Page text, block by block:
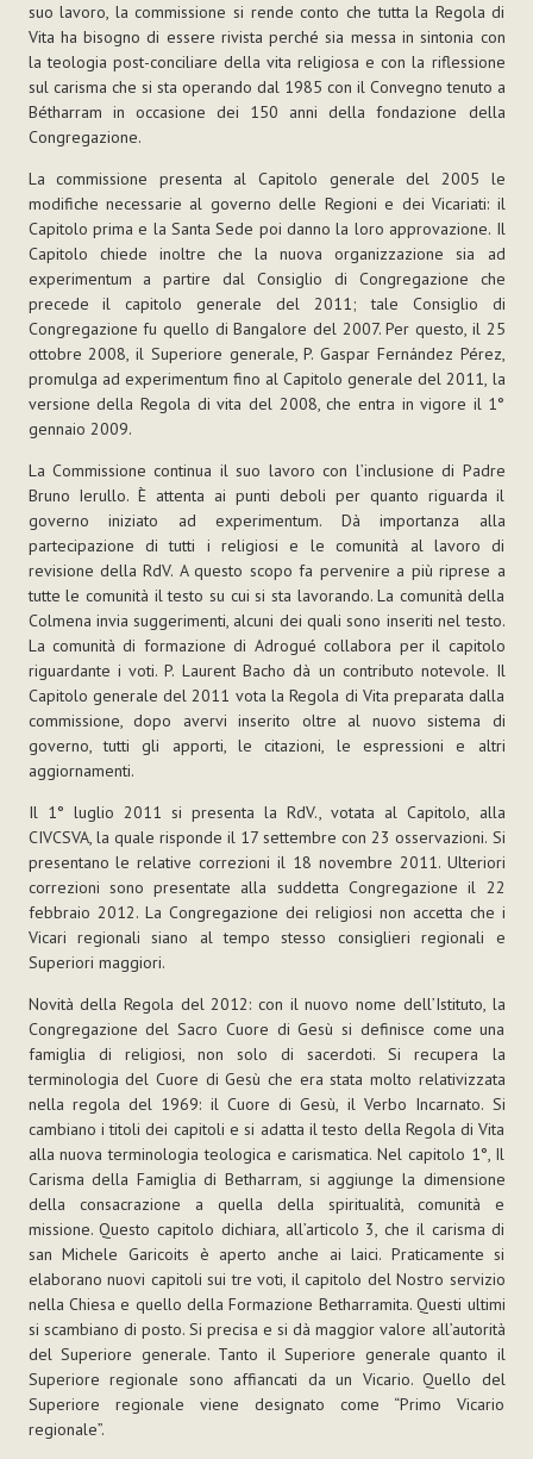
suo lavoro, la commissione si rende conto che tutta la Regola di
Vita ha bisogno di essere rivista perché sia messa in sintonia con
la teologia post-conciliare della vita religiosa e con la riflessione
sul carisma che si sta operando dal 1985 con il Convegno tenuto a
Bétharram in occasione dei 150 anni della fondazione della
Congregazione.
La commissione presenta al Capitolo generale del 2005 le
modifiche necessarie al governo delle Regioni e dei Vicariati: il
Capitolo prima e la Santa Sede poi danno la loro approvazione. Il
Capitolo chiede inoltre che la nuova organizzazione sia ad
experimentum a partire dal Consiglio di Congregazione che
precede il capitolo generale del 2011; tale Consiglio di
Congregazione fu quello di Bangalore del 2007. Per questo, il 25
ottobre 2008, il Superiore generale, P. Gaspar Fernández Pérez,
promulga ad experimentum fino al Capitolo generale del 2011, la
versione della Regola di vita del 2008, che entra in vigore il 1°
gennaio 2009.
La Commissione continua il suo lavoro con l’inclusione di Padre
Bruno Ierullo. È attenta ai punti deboli per quanto riguarda il
governo iniziato ad experimentum. Dà importanza alla
partecipazione di tutti i religiosi e le comunità al lavoro di
revisione della RdV. A questo scopo fa pervenire a più riprese a
tutte le comunità il testo su cui si sta lavorando. La comunità della
Colmena invia suggerimenti, alcuni dei quali sono inseriti nel testo.
La comunità di formazione di Adrogué collabora per il capitolo
riguardante i voti. P. Laurent Bacho dà un contributo notevole. Il
Capitolo generale del 2011 vota la Regola di Vita preparata dalla
commissione, dopo avervi inserito oltre al nuovo sistema di
governo, tutti gli apporti, le citazioni, le espressioni e altri
aggiornamenti.
Il 1° luglio 2011 si presenta la RdV., votata al Capitolo, alla
CIVCSVA, la quale risponde il 17 settembre con 23 osservazioni. Si
presentano le relative correzioni il 18 novembre 2011. Ulteriori
correzioni sono presentate alla suddetta Congregazione il 22
febbraio 2012. La Congregazione dei religiosi non accetta che i
Vicari regionali siano al tempo stesso consiglieri regionali e
Superiori maggiori.
Novità della Regola del 2012: con il nuovo nome dell’Istituto, la
Congregazione del Sacro Cuore di Gesù si definisce come una
famiglia di religiosi, non solo di sacerdoti. Si recupera la
terminologia del Cuore di Gesù che era stata molto relativizzata
nella regola del 1969: il Cuore di Gesù, il Verbo Incarnato. Si
cambiano i titoli dei capitoli e si adatta il testo della Regola di Vita
alla nuova terminologia teologica e carismatica. Nel capitolo 1°, Il
Carisma della Famiglia di Betharram, si aggiunge la dimensione
della consacrazione a quella della spiritualità, comunità e
missione. Questo capitolo dichiara, all’articolo 3, che il carisma di
san Michele Garicoits è aperto anche ai laici. Praticamente si
elaborano nuovi capitoli sui tre voti, il capitolo del Nostro servizio
nella Chiesa e quello della Formazione Betharramita. Questi ultimi
si scambiano di posto. Si precisa e si dà maggior valore all’autorità
del Superiore generale. Tanto il Superiore generale quanto il
Superiore regionale sono affiancati da un Vicario. Quello del
Superiore regionale viene designato come “Primo Vicario
regionale”.